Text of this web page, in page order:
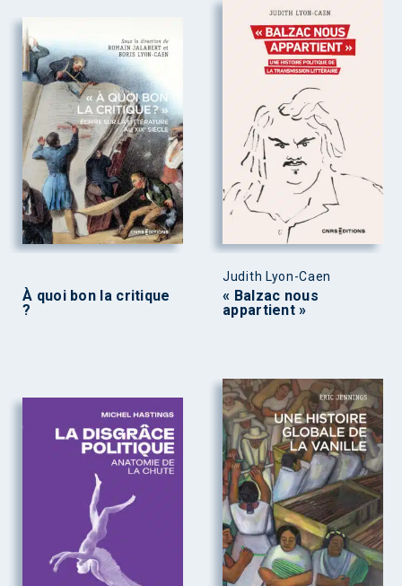
À quoi bon la critique
?
Judith Lyon-Caen
« Balzac nous
appartient »